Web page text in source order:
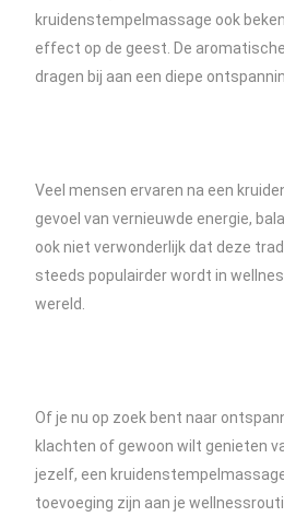
kruidenstempelmassage ook
effect op de geest. De
dragen bij aan een diepe
Veel mensen ervaren na een
gevoel van vernieuwde energie,
ook niet verwonderlijk dat deze
steeds populairder wordt in
wereld.
Of je nu op zoek bent naar
klachten of gewoon wilt genieten
jezelf, een
toevoeging zijn aan je